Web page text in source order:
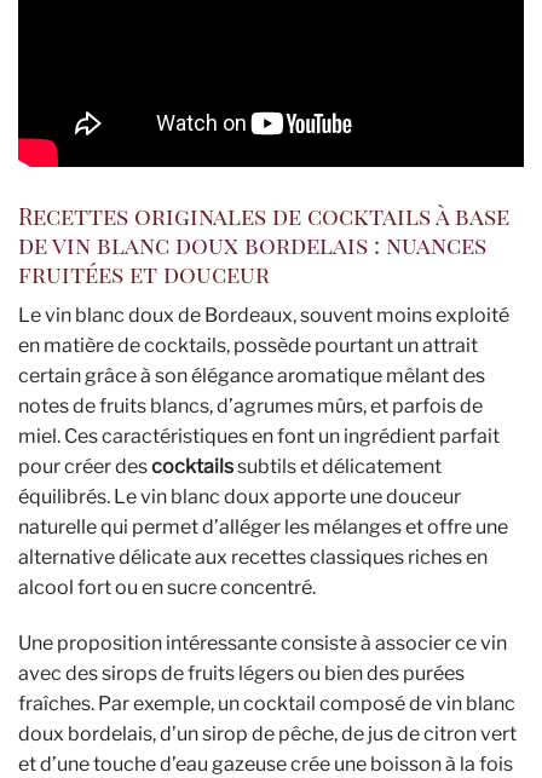
Recettes originales de cocktails à base
de vin blanc doux bordelais : nuances
fruitées et douceur
Le vin blanc doux de Bordeaux, souvent moins exploité
en matière de cocktails, possède pourtant un attrait
certain grâce à son élégance aromatique mêlant des
notes de fruits blancs, d’agrumes mûrs, et parfois de
miel. Ces caractéristiques en font un ingrédient parfait
pour créer descocktailssubtils et délicatement
équilibrés. Le vin blanc doux apporte une douceur
naturelle qui permet d’alléger les mélanges et offre une
alternative délicate aux recettes classiques riches en
alcool fort ou en sucre concentré.
Une proposition intéressante consiste à associer ce vin
avec des sirops de fruits légers ou bien des purées
fraîches. Par exemple, un cocktail composé de vin blanc
doux bordelais, d’un sirop de pêche, de jus de citron vert
et d’une touche d’eau gazeuse crée une boisson à la fois